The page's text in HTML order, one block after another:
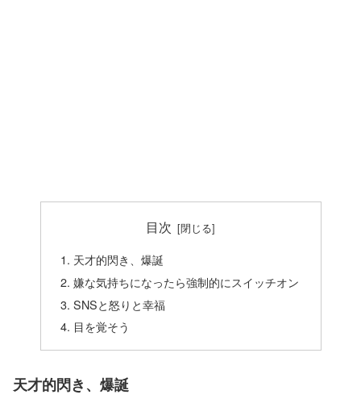
目次
天才的閃き、爆誕
嫌な気持ちになったら強制的にスイッチオン
SNSと怒りと幸福
目を覚そう
天才的閃き、爆誕